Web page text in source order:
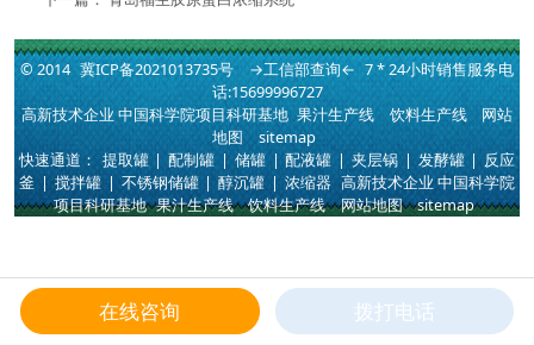
© 2014 冀ICP备2021013735号 →工信部查询← 7 * 24小时销售服务电
话:15699996727
高新技术企业 中国科学院项目科研基地 果汁生产线 饮料生产线
网站
地图
sitemap
快速通道： 提取罐 | 配制罐 | 储罐 | 配液罐 | 夹层锅 | 发酵罐 | 反应
釜 | 搅拌罐 | 不锈钢储罐 | 醇沉罐 | 浓缩器 高新技术企业 中国科学院
项目科研基地 果汁生产线 饮料生产线 网站地图 sitemap
在线咨询 拨打电话